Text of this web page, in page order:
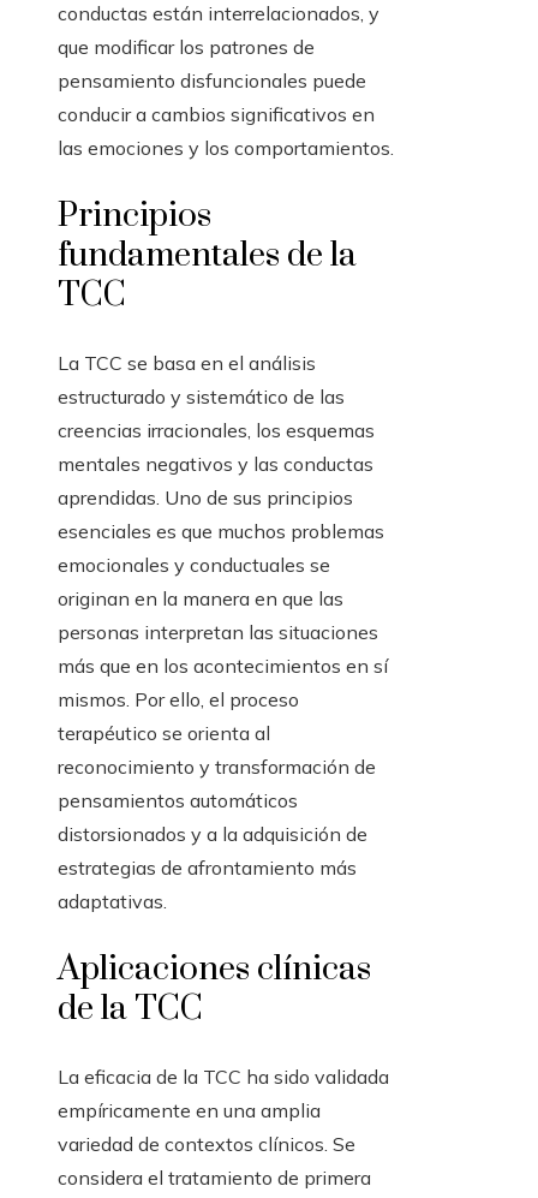
conductas están interrelacionados, y
que modificar los patrones de
pensamiento disfuncionales puede
conducir a cambios significativos en
las emociones y los comportamientos.
Principios
fundamentales de la
TCC
La TCC se basa en el análisis
estructurado y sistemático de las
creencias irracionales, los esquemas
mentales negativos y las conductas
aprendidas. Uno de sus principios
esenciales es que muchos problemas
emocionales y conductuales se
originan en la manera en que las
personas interpretan las situaciones
más que en los acontecimientos en sí
mismos. Por ello, el proceso
terapéutico se orienta al
reconocimiento y transformación de
pensamientos automáticos
distorsionados y a la adquisición de
estrategias de afrontamiento más
adaptativas.
Aplicaciones clínicas
de la TCC
La eficacia de la TCC ha sido validada
empíricamente en una amplia
variedad de contextos clínicos. Se
considera el tratamiento de primera